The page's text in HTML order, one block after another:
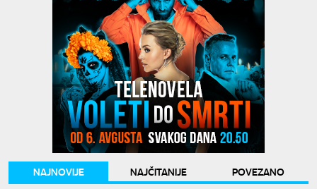
NAJNOVIJE NAJČITANIJE
POVEZANO